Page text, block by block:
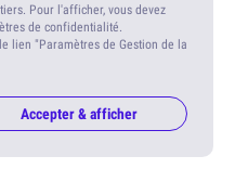
Pour l'afficher, vous devez
de confidentialité.
lien "Paramètres de Gestion de la
Accepter & afficher